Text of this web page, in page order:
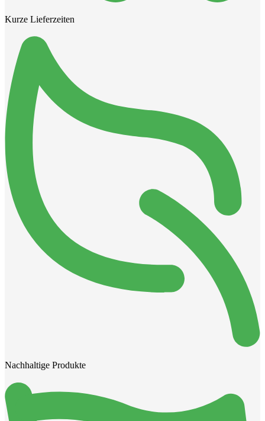
Kurze Lieferzeiten
Nachhaltige Produkte